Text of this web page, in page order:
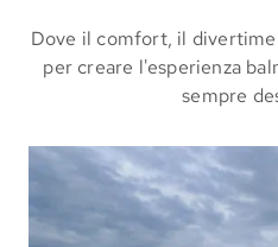
Dove il comfort, il
per creare l'esperienza
sempre